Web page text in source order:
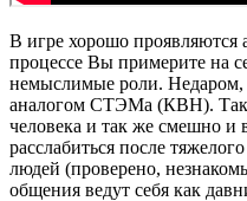
В игре хорошо проявляются
процессе Вы примерите на
немыслимые роли. Недаром,
аналогом СТЭМа (КВН). Так
человека и так же смешно и
расслабиться после
людей (проверено,
общения ведут себя как